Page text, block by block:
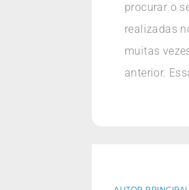
procurar o
realizadas
muitas
anterior.